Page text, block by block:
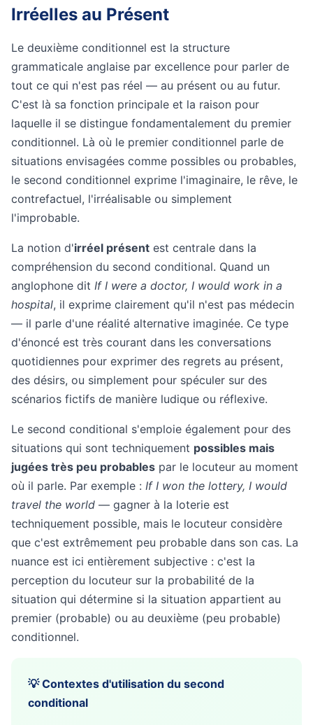
Irréelles au Présent
Le deuxième conditionnel est la structure
grammaticale anglaise par excellence pour parler de
tout ce qui n'est pas réel — au présent ou au futur.
C'est là sa fonction principale et la raison pour
laquelle il se distingue fondamentalement du premier
conditionnel. Là où le premier conditionnel parle de
situations envisagées comme possibles ou probables,
le second conditionnel exprime l'imaginaire, le rêve, le
contrefactuel, l'irréalisable ou simplement
l'improbable.
La notion d'irréel présent est centrale dans la
compréhension du second conditional. Quand un
anglophone dit If I were a doctor, I would work in a
hospital, il exprime clairement qu'il n'est pas médecin
— il parle d'une réalité alternative imaginée. Ce type
d'énoncé est très courant dans les conversations
quotidiennes pour exprimer des regrets au présent,
des désirs, ou simplement pour spéculer sur des
scénarios fictifs de manière ludique ou réflexive.
Le second conditional s'emploie également pour des
situations qui sont techniquement possibles mais
jugées très peu probables par le locuteur au moment
où il parle. Par exemple : If I won the lottery, I would
travel the world — gagner à la loterie est
techniquement possible, mais le locuteur considère
que c'est extrêmement peu probable dans son cas. La
nuance est ici entièrement subjective : c'est la
perception du locuteur sur la probabilité de la
situation qui détermine si la situation appartient au
premier (probable) ou au deuxième (peu probable)
conditionnel.
💡 Contextes d'utilisation du second
conditional